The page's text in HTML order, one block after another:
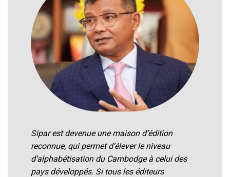
Sipar est devenue une maison d’édition
reconnue, qui permet d’élever le niveau
d’alphabétisation du Cambodge à celui des
pays développés. Si tous les éditeurs